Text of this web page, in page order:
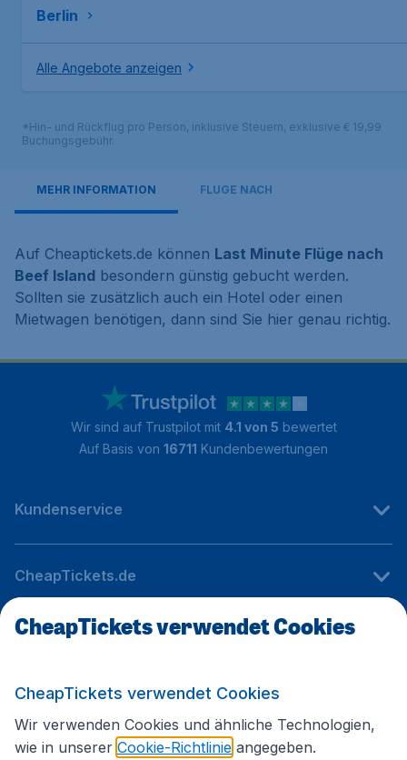
Berlin
Alle Angebote anzeigen
*Hin- und Rückflug pro Person, inklusive Steuern, exklusive € 19,99
Buchungsgebühr.
MEHR INFORMATION FLÜGE NACH
Auf Cheaptickets.de können Last Minute Flüge nach
Beef Island besondern günstig gebucht werden.
Sollten sie zusätzlich auch ein Hotel oder einen
Mietwagen benötigen, dann sind Sie hier genau richtig.
Wir sind auf Trustpilot mit 4.1 von 5 bewertet
Auf Basis von 16711 Kundenbewertungen
Kundenservice
CheapTickets.de
Internationale Webseiten
Folgen Sie uns:
CheapTickets verwendet Cookies
CheapTickets verwendet Cookies
Wir verwenden Cookies und ähnliche Technologien,
wie in unserer Cookie-Richtlinie angegeben.